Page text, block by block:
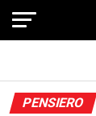
PENSIERO